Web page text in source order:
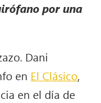
por una
Dani
en El Clásico,
en el día de